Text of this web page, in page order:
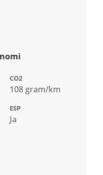
CO2
108 gram/km
ESP
Ja